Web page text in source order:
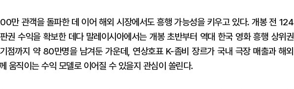
만 관객을 돌파한 데 이어 해외 시장에서도 흥행 가능성을 키우고 있다. 개봉 전 124
권 수익을 확보한 데다 말레이시아에서는 개봉 초반부터 역대 한국 영화 흥행 상위권
점까지 약 80만명을 남겨둔 가운데, 연상호표 K-좀비 장르가 국내 극장 매출과 해외
움직이는 수익 모델로 이어질 수 있을지 관심이 쏠린다.